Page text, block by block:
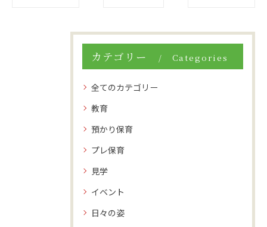
カテゴリー Categories
全てのカテゴリー
教育
預かり保育
プレ保育
見学
イベント
日々の姿